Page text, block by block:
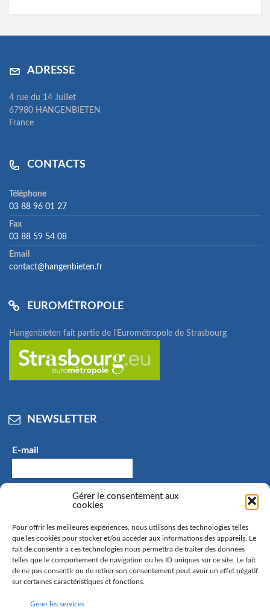
Gérer le consentement aux
cookies
Pour offrir les meilleures expériences, nous utilisons des technologies telles
que les cookies pour stocker et/ou accéder aux informations des appareils. Le
fait de consentir à ces technologies nous permettra de traiter des données
telles que le comportement de navigation ou les ID uniques sur ce site. Le fait
de ne pas consentir ou de retirer son consentement peut avoir un effet négatif
sur certaines caractéristiques et fonctions.
Gérer les services
ADRESSE
4 rue du 14 Juillet
67980 HANGENBIETEN
France
CONTACTS
Téléphone
03 88 96 01 27
Fax
03 88 59 54 08
Email
contact@hangenbieten.fr
EUROMÉTROPOLE
Hangenbieten fait partie de l'Eurométropole de Strasbourg
NEWSLETTER
E-mail *
J'accepte de recevoir des e-mails et confirme avoir
pris connaissance de la politique de confidentialité.
La commune de Hangenbieten collecte votre adresse mail
afin de vous envoyer notre lettre d’information. Vous
en savoir plus sur la gestion de vos données personnelles